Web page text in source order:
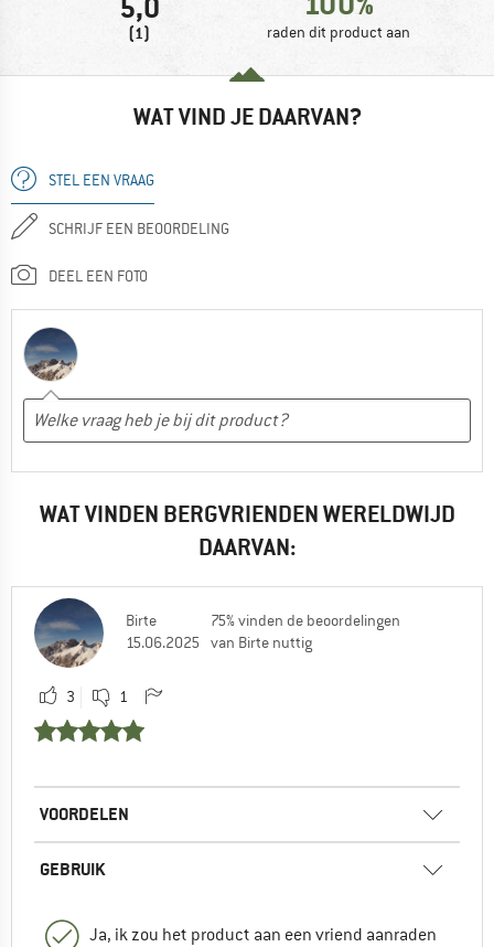
(1) raden dit product aan
WAT VIND JE DAARVAN?
STEL EEN VRAAG
SCHRIJF EEN BEOORDELING
DEEL EEN FOTO
WAT VINDEN BERGVRIENDEN WERELDWIJD
DAARVAN:
Birte
15.06.2025
75% vinden de beoordelingen
van Birte nuttig
3 1
VOORDELEN
GEBRUIK
Ja, ik zou het product aan een vriend aanraden